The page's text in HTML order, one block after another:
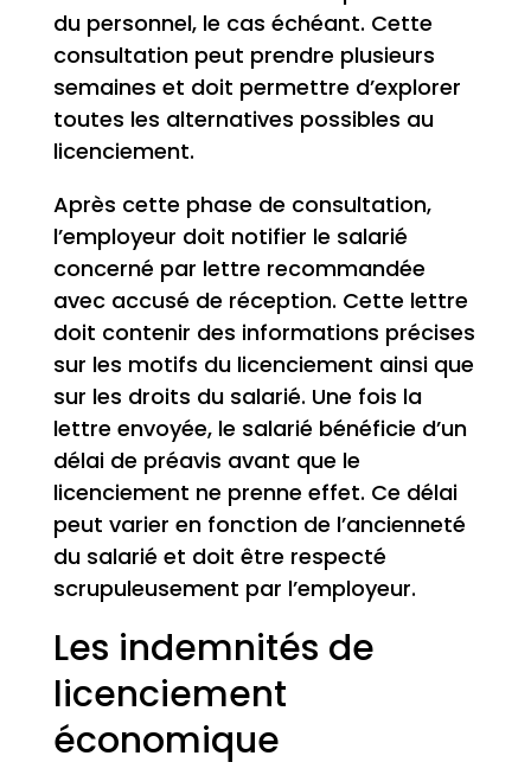
du personnel, le cas échéant. Cette
consultation peut prendre plusieurs
semaines et doit permettre d’explorer
toutes les alternatives possibles au
licenciement.
Après cette phase de consultation,
l’employeur doit notifier le salarié
concerné par lettre recommandée
avec accusé de réception. Cette lettre
doit contenir des informations précises
sur les motifs du licenciement ainsi que
sur les droits du salarié. Une fois la
lettre envoyée, le salarié bénéficie d’un
délai de préavis avant que le
licenciement ne prenne effet. Ce délai
peut varier en fonction de l’ancienneté
du salarié et doit être respecté
scrupuleusement par l’employeur.
Les indemnités de
licenciement
économique